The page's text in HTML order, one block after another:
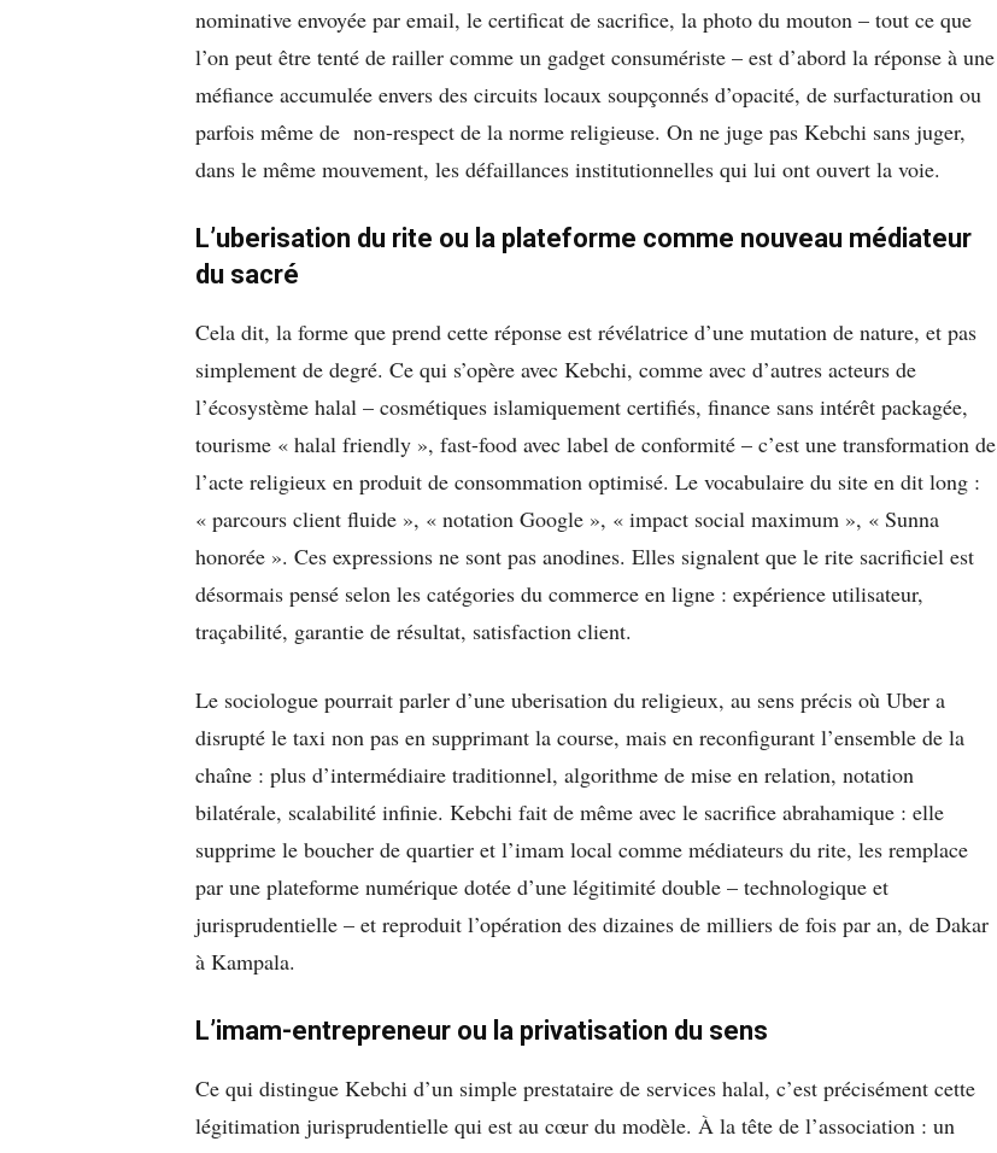
nominative envoyée par email, le certificat de sacrifice, la photo du mouton – tout ce que
l’on peut être tenté de railler comme un gadget consumériste – est d’abord la réponse à une
méfiance accumulée envers des circuits locaux soupçonnés d’opacité, de surfacturation ou
parfois même de non-respect de la norme religieuse. On ne juge pas Kebchi sans juger,
dans le même mouvement, les défaillances institutionnelles qui lui ont ouvert la voie.
L’uberisation du rite ou la plateforme comme nouveau médiateur
du sacré
Cela dit, la forme que prend cette réponse est révélatrice d’une mutation de nature, et pas
simplement de degré. Ce qui s’opère avec Kebchi, comme avec d’autres acteurs de
l’écosystème halal – cosmétiques islamiquement certifiés, finance sans intérêt packagée,
tourisme « halal friendly », fast-food avec label de conformité – c’est une transformation de
l’acte religieux en produit de consommation optimisé. Le vocabulaire du site en dit long :
« parcours client fluide », « notation Google », « impact social maximum », « Sunna
honorée ». Ces expressions ne sont pas anodines. Elles signalent que le rite sacrificiel est
désormais pensé selon les catégories du commerce en ligne : expérience utilisateur,
traçabilité, garantie de résultat, satisfaction client.
Le sociologue pourrait parler d’une uberisation du religieux, au sens précis où Uber a
disrupté le taxi non pas en supprimant la course, mais en reconfigurant l’ensemble de la
chaîne : plus d’intermédiaire traditionnel, algorithme de mise en relation, notation
bilatérale, scalabilité infinie. Kebchi fait de même avec le sacrifice abrahamique : elle
supprime le boucher de quartier et l’imam local comme médiateurs du rite, les remplace
par une plateforme numérique dotée d’une légitimité double – technologique et
jurisprudentielle – et reproduit l’opération des dizaines de milliers de fois par an, de Dakar
à Kampala.
L’imam-entrepreneur ou la privatisation du sens
Ce qui distingue Kebchi d’un simple prestataire de services halal, c’est précisément cette
légitimation jurisprudentielle qui est au cœur du modèle. À la tête de l’association : un